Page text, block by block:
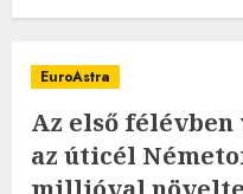
EuroAstra
Az első
az úticél